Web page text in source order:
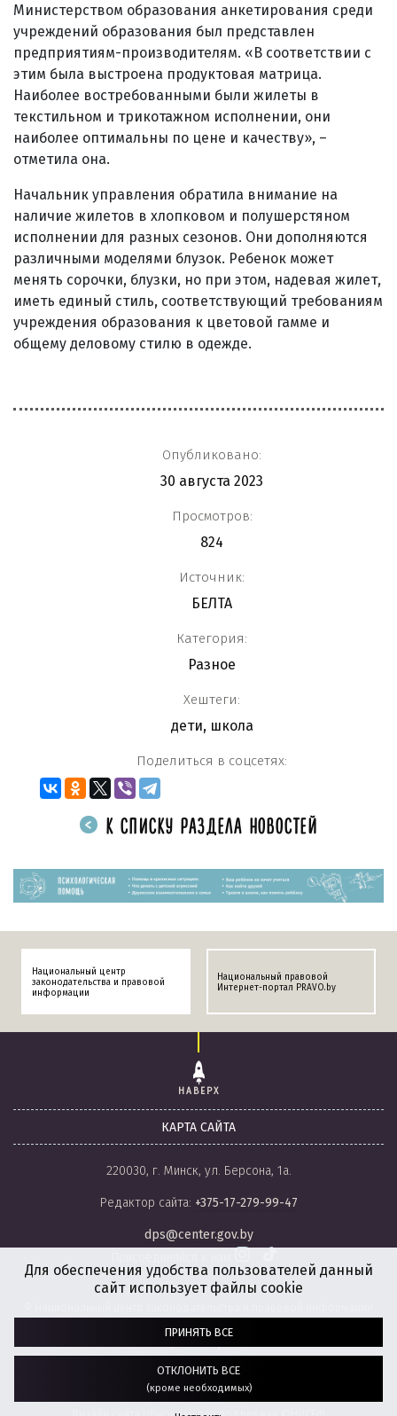
Министерством образования анкетирования среди
учреждений образования был представлен
предприятиям-производителям. «В соответствии с
этим была выстроена продуктовая матрица.
Наиболее востребованными были жилеты в
текстильном и трикотажном исполнении, они
наиболее оптимальны по цене и качеству», –
отметила она.
Начальник управления обратила внимание на
наличие жилетов в хлопковом и полушерстяном
исполнении для разных сезонов. Они дополняются
различными моделями блузок. Ребенок может
менять сорочки, блузки, но при этом, надевая жилет,
иметь единый стиль, соответствующий требованиям
учреждения образования к цветовой гамме и
общему деловому стилю в одежде.
Опубликовано:
30 августа 2023
Просмотров:
824
Источник:
БЕЛТА
Категория:
Разное
Хештеги:
дети, школа
Поделиться в соцсетях:
К СПИСКУ РАЗДЕЛА НОВОСТЕЙ
Национальный центр
законодательства и правовой
информации
Национальный правовой
Интернет-портал PRAVO.by
НАВЕРХ
КАРТА САЙТА
220030, г. Минск, ул. Берсона, 1а.
Редактор сайта: +375-17-279-99-47
dps@center.gov.by
Республики Беларусь, 2008-2026.
Разработка сайта: агентство
“ГЕНШТАБ”
Для обеспечения удобства пользователей данный
сайт использует файлы cookie
ПРИНЯТЬ ВСЕ
ОТКЛОНИТЬ ВСЕ
(кроме необходимых)